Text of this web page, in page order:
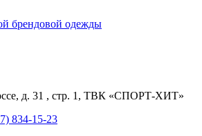
брендовой одежды
д. 31 , стр. 1, ТВК «СПОРТ-ХИТ»
834-15-23